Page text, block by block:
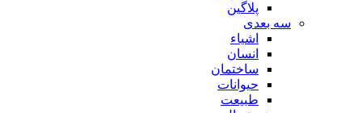
پلاگین
سه بعدی
اشیاء
انسان
ساختمان
حیوانات
طبیعت